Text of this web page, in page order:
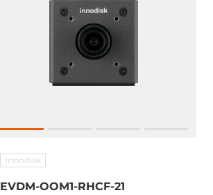
Innodisk
EVDM-OOM1-RHCF-21